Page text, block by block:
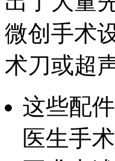
微创手术
术刀或超
这些配
医生手